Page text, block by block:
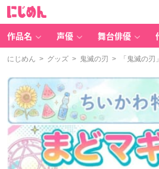
作品名 声優 舞台俳優
にじめん > グッズ > 鬼滅の刃 > 「鬼滅の刃